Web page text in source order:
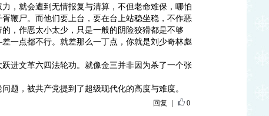
，就会遭到无情报复与清算，不但老命难保，哪怕
鞭尸。而他们要上台，要在台上站稳坐稳，不作恶
，作恶太小太少，只是一般的阴险狡猾都是不够
一点都不行。就差那么一丁点，你就是刘少奇林彪
进文革六四法轮功。就像金三并非因为杀了一个张
题，被共产党提到了超级现代化的高度与难度。
回复 0